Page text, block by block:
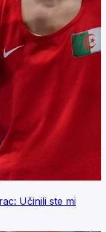
Učinili ste mi